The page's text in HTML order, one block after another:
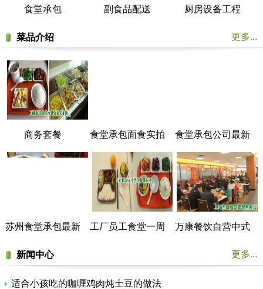
食堂承包 副食品配送 厨房设备工程
更多...
菜品介绍
商务套餐 食堂承包面食实拍
食堂承包公司最新
苏州食堂承包最新
工厂员工食堂一周
万康餐饮自营中式
更多...
新闻中心
适合小孩吃的咖喱鸡肉炖土豆的做法